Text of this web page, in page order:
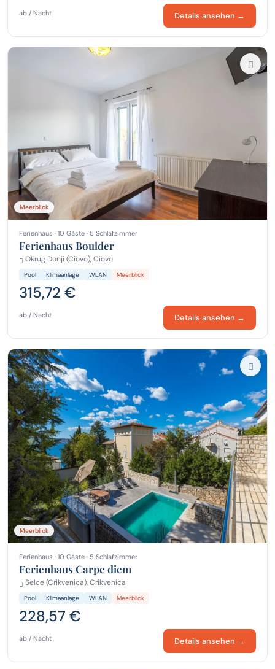
ab / Nacht Details ansehen →
Meerblick
Ferienhaus · 10 Gäste · 5 Schlafzimmer
Ferienhaus Boulder
Okrug Donji (Ciovo), Ciovo
Pool Klimaanlage WLAN Meerblick
315,72 €
ab / Nacht Details ansehen →
Meerblick
Ferienhaus · 10 Gäste · 5 Schlafzimmer
Ferienhaus Carpe diem
Selce (Crikvenica), Crikvenica
Pool Klimaanlage WLAN Meerblick
228,57 €
ab / Nacht Details ansehen →